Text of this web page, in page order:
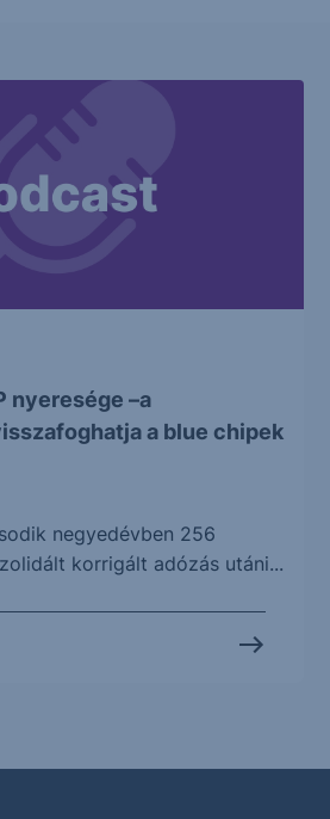
nyeresége –a
a blue chipek
negyedévben 256
korrigált adózás utáni...